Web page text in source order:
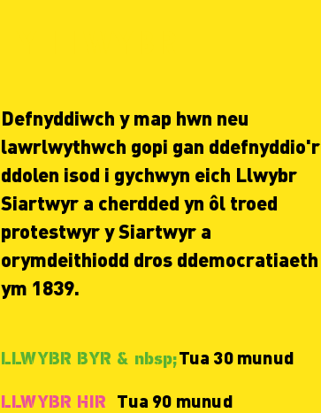
Defnyddiwch y map hwn neu
lawrlwythwch gopi gan ddefnyddio'r
ddolen isod i gychwyn eich Llwybr
Siartwyr a cherdded yn ôl troed
protestwyr y Siartwyr a
orymdeithiodd dros ddemocratiaeth
ym 1839.
LLWYBR BYR & nbsp;Tua 30 munud
LLWYBR HIR Tua 90 munud